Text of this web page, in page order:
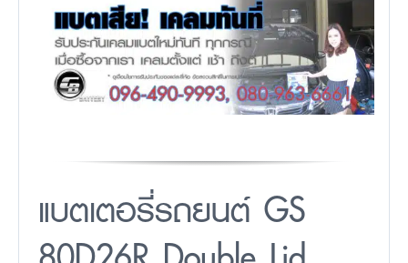
แบตเตอรี่รถยนต์ GS